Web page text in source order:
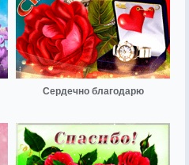
Сердечно благодарю